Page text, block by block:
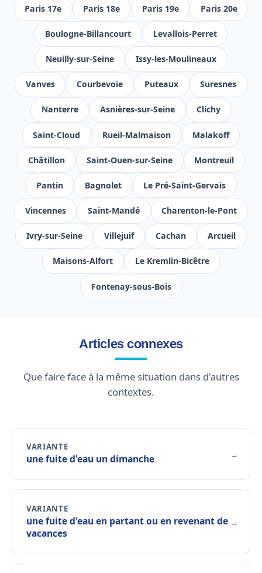
Paris 17e Paris 18e Paris 19e Paris 20e
Boulogne-Billancourt Levallois-Perret
Neuilly-sur-Seine Issy-les-Moulineaux
Vanves Courbevoie Puteaux Suresnes
Nanterre Asnières-sur-Seine Clichy
Saint-Cloud Rueil-Malmaison Malakoff
Châtillon Saint-Ouen-sur-Seine Montreuil
Pantin Bagnolet Le Pré-Saint-Gervais
Vincennes Saint-Mandé Charenton-le-Pont
Ivry-sur-Seine Villejuif Cachan Arcueil
Maisons-Alfort Le Kremlin-Bicêtre
Fontenay-sous-Bois
Articles connexes
Que faire face à la même situation dans d'autres
contextes.
VARIANTE
une fuite d'eau un dimanche →
VARIANTE
une fuite d'eau en partant ou en revenant de
vacances
→